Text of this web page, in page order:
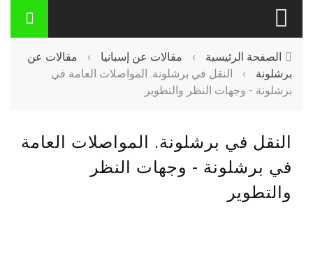
الصفحة الرئيسية › مقالات عن إسبانيا ›
مقالات عن
برشلونة
›
النقل في برشلونة. المواصلات العامة في
برشلونة - وجهات النظر والتطوير
النقل في برشلونة. المواصلات العامة
في برشلونة - وجهات النظر
والتطوير